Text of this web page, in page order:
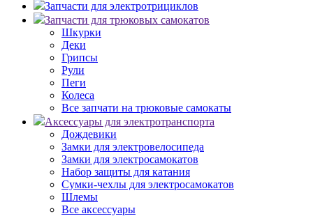
Запчасти для электротрициклов
Запчасти для трюковых самокатов
Шкурки
Деки
Грипсы
Рули
Пеги
Колеса
Все запчати на трюковые самокаты
Аксессуары для электротранспорта
Дождевики
Замки для электровелосипеда
Замки для электросамокатов
Набор защиты для катания
Сумки-чехлы для электросамокатов
Шлемы
Все аксессуары